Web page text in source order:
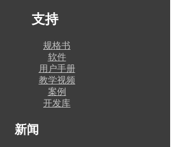
支持
规格书
软件
用户手册
教学视频
案例
开发库
新闻